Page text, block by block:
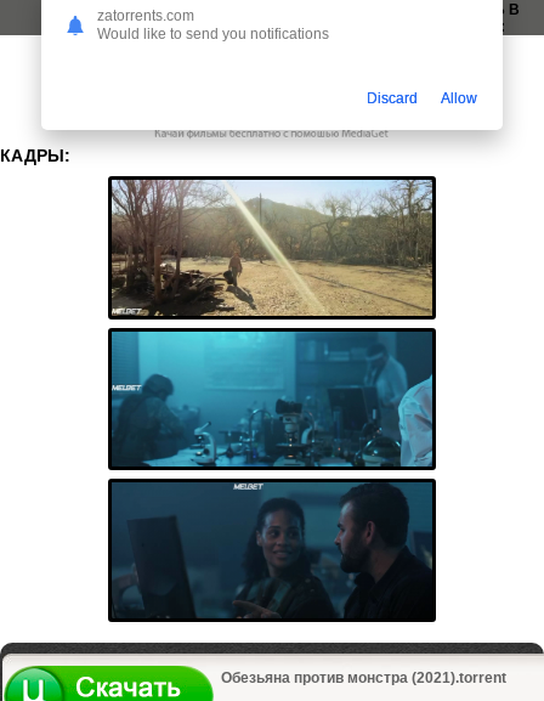
ДОБАВИТЬ В
ЗАКЛАДКИ:
КАДРЫ:
Обезьяна против монстра (2021).torrent
zatorrents.com
Would like to send you notifications
Discard Allow